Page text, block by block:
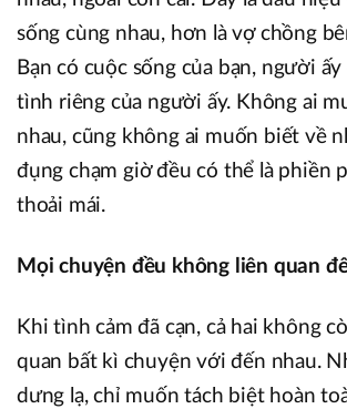
sống cùng nhau, hơn là vợ chồng
Bạn có cuộc sống của bạn, người
tình riêng của người ấy. Không ai
nhau, cũng không ai muốn biết về
đụng chạm giờ đều có thể là phiền
thoải mái.
Mọi chuyện đều không liên quan
Khi tình cảm đã cạn, cả hai không
quan bất kì chuyện với đến nhau.
dưng lạ, chỉ muốn tách biệt hoàn